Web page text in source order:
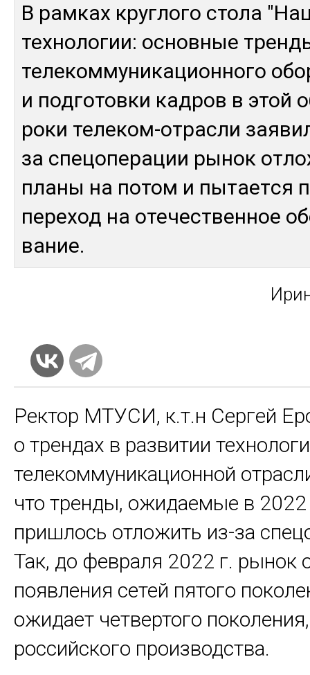
В рам­ках круг­ло­го сто­ла
тех­но­логии: ос­нов­ные
те­леком­му­ника­цион­но­го
и под­го­тов­ки кад­ров в этой
ро­ки те­леком-от­рас­ли
за спе­цопе­рации ры­нок
пла­ны на по­том и пы­тает­ся
пе­реход на оте­чес­твен­ное
вание.
Ректор МТУСИ, к.т.н Сергей
о трендах в развитии
телекоммуникационной
что тренды, ожидаемые в 2022
пришлось отложить из-за
Так, до февраля 2022 г. рынок
появления сетей пятого
ожидает четвертого
российского производства.